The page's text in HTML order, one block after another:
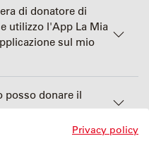
di donatore di
utilizzo l'App La Mia
sul mio
posso donare il
Privacy policy